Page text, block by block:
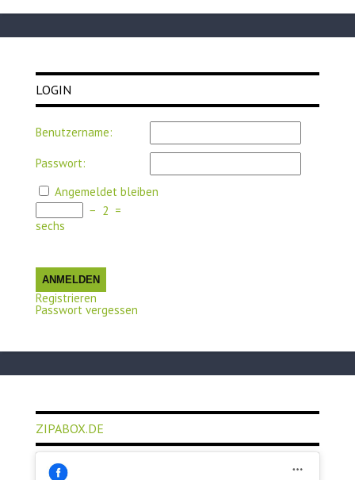
LOGIN
Benutzername:
Passwort:
Angemeldet bleiben
− 2 =
sechs
ANMELDEN
Registrieren
Passwort vergessen
ZIPABOX.DE